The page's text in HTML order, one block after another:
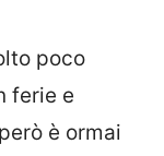
poco
ferie e
è ormai